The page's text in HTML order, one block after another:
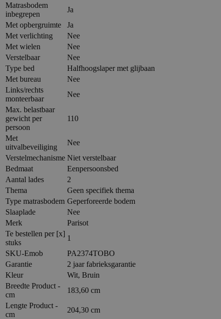
Matrasbodem
inbegrepen
Ja
Met opbergruimte
Ja
Met verlichting
Nee
Met wielen
Nee
Verstelbaar
Nee
Type bed
Halfhoogslaper met glijbaan
Met bureau
Nee
Links/rechts
monteerbaar
Nee
Max. belastbaar
gewicht per
persoon
110
Met
uitvalbeveiliging
Nee
Verstelmechanisme Niet verstelbaar
Bedmaat
Eenpersoonsbed
Aantal lades
2
Thema
Geen specifiek thema
Type matrasbodem Geperforeerde bodem
Slaaplade
Nee
Merk
Parisot
Te bestellen per [x]
stuks
1
SKU-Emob
PA2374TOBO
Garantie
2 jaar fabrieksgarantie
Kleur
Wit, Bruin
Breedte Product -
cm
183,60 cm
Lengte Product -
cm
204,30 cm